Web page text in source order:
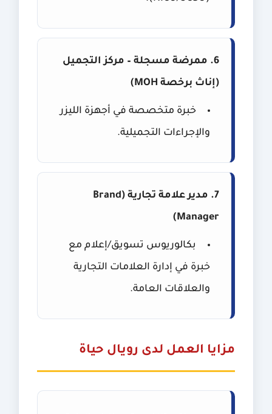
6. ممرضة مسجلة – مركز التجميل
(إناث برخصة MOH)
خبرة متخصصة في أجهزة الليزر
والإجراءات التجميلية.
7. مدير علامة تجارية (Brand
Manager)
بكالوريوس تسويق/إعلام مع
خبرة في إدارة العلامات التجارية
والعلاقات العامة.
مزايا العمل لدى رويال حياة